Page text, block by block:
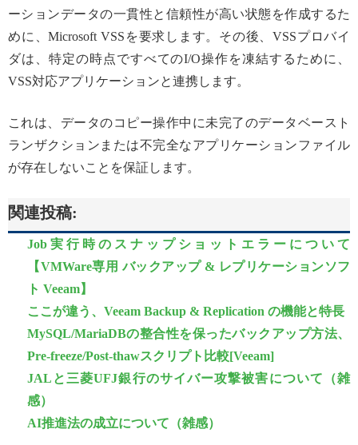
ーションデータの一貫性と信頼性が高い状態を作成するた
めに、Microsoft VSSを要求します。その後、VSSプロバイ
ダは、特定の時点ですべてのI/O操作を凍結するために、
VSS対応アプリケーションと連携します。
これは、データのコピー操作中に未完了のデータベースト
ランザクションまたは不完全なアプリケーションファイル
が存在しないことを保証します。
関連投稿:
Job実行時のスナップショットエラーについて
【VMWare専用 バックアップ & レプリケーションソフ
ト Veeam】
ここが違う、Veeam Backup & Replication の機能と特長
MySQL/MariaDBの整合性を保ったバックアップ方法、
Pre-freeze/Post-thawスクリプト比較[Veeam]
JALと三菱UFJ銀行のサイバー攻撃被害について（雑
感）
AI推進法の成立について（雑感）